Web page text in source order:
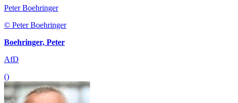
Peter Boehringer
© Peter Boehringer
Boehringer, Peter
AfD
()